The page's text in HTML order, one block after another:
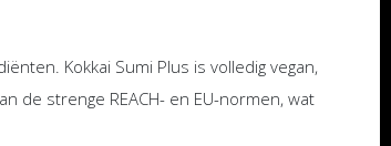
Kokkai Sumi Plus is volledig vegan,
de strenge REACH- en EU-normen, wat